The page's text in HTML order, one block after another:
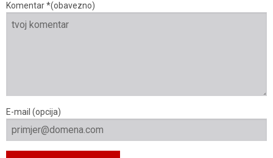
Komentar *(obavezno)
E-mail (opcija)